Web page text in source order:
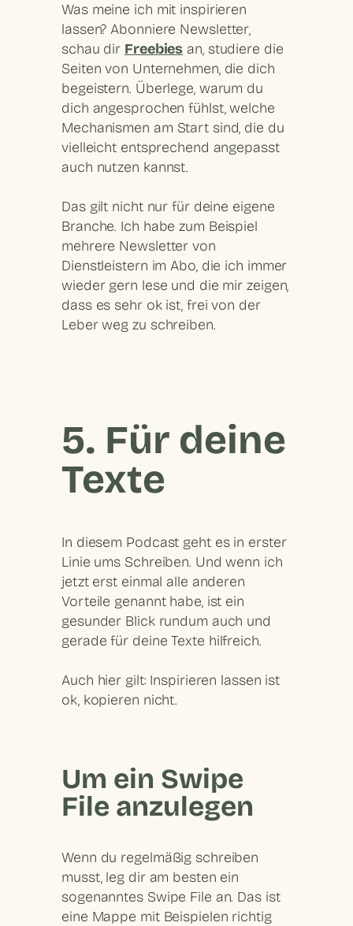
Was meine ich mit inspirieren
lassen? Abonniere Newsletter,
schau dir Freebies an, studiere die
Seiten von Unternehmen, die dich
begeistern. Überlege, warum du
dich angesprochen fühlst, welche
Mechanismen am Start sind, die du
vielleicht entsprechend angepasst
auch nutzen kannst.
Das gilt nicht nur für deine eigene
Branche. Ich habe zum Beispiel
mehrere Newsletter von
Dienstleistern im Abo, die ich immer
wieder gern lese und die mir zeigen,
dass es sehr ok ist, frei von der
Leber weg zu schreiben.
5. Für deine
Texte
In diesem Podcast geht es in erster
Linie ums Schreiben. Und wenn ich
jetzt erst einmal alle anderen
Vorteile genannt habe, ist ein
gesunder Blick rundum auch und
geradefür deine Texte hilfreich.
Auch hier gilt: Inspirieren lassen ist
ok, kopieren nicht.
Um ein Swipe
File anzulegen
Wenn du regelmäßig schreiben
musst, leg dir am besten ein
sogenanntes Swipe File an. Das ist
eine Mappe mit Beispielen richtig